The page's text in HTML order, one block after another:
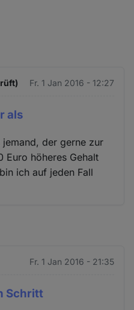
Fr. 1 Jan 2016 - 12:27
als
der gerne zur
Euro höheres Gehalt
ich auf jeden Fall
Fr. 1 Jan 2016 - 21:35
Schritt